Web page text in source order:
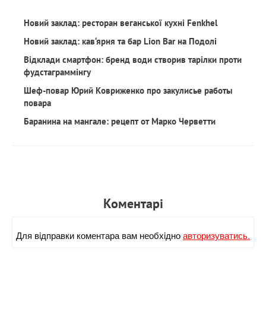
Новий заклад: ресторан веганської кухні Fenkhel
Новий заклад: кав‘ярня та бар Lion Bar на Подолі
Відклади смартфон: бренд води створив тарілки проти
фудстаграммінгу
Шеф-повар Юрий Ковриженко про закулисье работы
повара
Баранина на мангале: рецепт от Марко Черветти
Коментарi
Для вiдправки коментара вам необхiдноавторизуватись.